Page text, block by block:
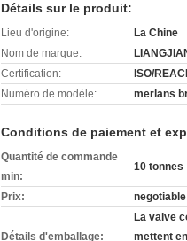
Détails sur le produit:
Lieu d'origine:
La Chine
Nom de marque:
Certification:
ISO/
Numéro de modèle:
merlans
Conditions de paiement et
Quantité de commande
min:
10 tonnes
Prix: negotiable
Détails d'emballage:
La valve
mettent